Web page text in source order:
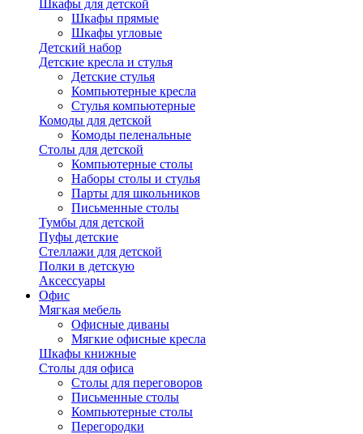
Шкафы для детской
Шкафы прямые
Шкафы угловые
Детский набор
Детские кресла и стулья
Детские стулья
Компьютерные кресла
Стулья компьютерные
Комоды для детской
Комоды пеленальные
Столы для детской
Компьютерные столы
Наборы столы и стулья
Парты для школьников
Письменные столы
Тумбы для детской
Пуфы детские
Стеллажи для детской
Полки в детскую
Аксессуары
Офис
Мягкая мебель
Офисные диваны
Мягкие офисные кресла
Шкафы книжные
Столы для офиса
Столы для переговоров
Письменные столы
Компьютерные столы
Перегородки